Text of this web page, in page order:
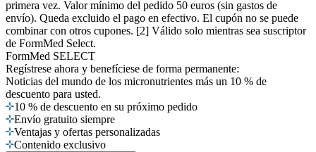
primera vez. Valor mínimo del pedido 50 euros (sin gastos de
envío). Queda excluido el pago en efectivo. El cupón no se puede
combinar con otros cupones. [2] Válido solo mientras sea suscriptor
de FormMed Select.
FormMed SELECT
Regístrese ahora y benefíciese de forma permanente:
Noticias del mundo de los micronutrientes más un 10 % de
descuento para usted.
10 % de descuento en su próximo pedido
Envío gratuito siempre
Ventajas y ofertas personalizadas
Contenido exclusivo